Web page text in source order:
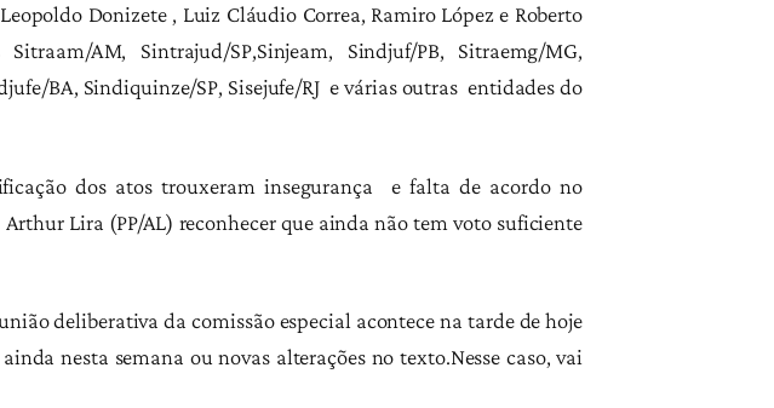
Donizete , Luiz Cláudio Correa, Ramiro López e Roberto
AM, Sintrajud/SP,Sinjeam, Sindjuf/PB, Sitraemg/MG,
BA, Sindiquinze/SP, Sisejufe/RJ e várias outras entidades do
dos atos trouxeram insegurança e falta de acordo no
Lira (PP/AL) reconhecer que ainda não tem voto suficiente
deliberativa da comissão especial acontece na tarde de hoje
nesta semana ou novas alterações no texto.Nesse caso, vai